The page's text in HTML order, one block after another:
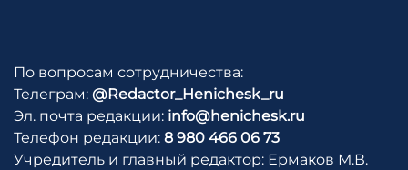
По вопросам сотрудничества:
Телеграм: @Redactor_Henichesk_ru
Эл. почта редакции: info@henichesk.ru
Телефон редакции: 8 980 466 06 73
Учредитель и главный редактор: Ермаков М.В.